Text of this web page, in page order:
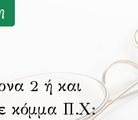
2 ή και
κόμμα Π.Χ: